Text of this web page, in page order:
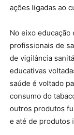
ações ligadas ao
No eixo
profissionais de
de vigilância
educativas
saúde é voltado
consumo do
outros produtos
e até de produtos